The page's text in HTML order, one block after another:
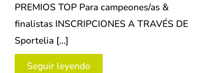
PREMIOS TOP Para campeones/as &
finalistas INSCRIPCIONES A TRAVÉS DE
Sportelia […]
Torneo
Seguir leyendo